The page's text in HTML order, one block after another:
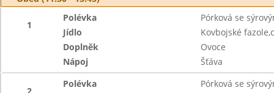
1
Polévka
Pórková se
Jídlo
Kovbojské
Doplněk
Ovoce
Nápoj
Šťáva
Polévka
Pórková se